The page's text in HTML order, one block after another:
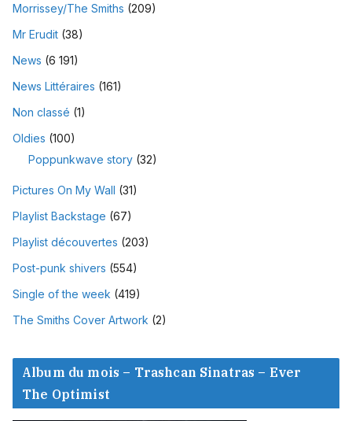
Morrissey/The Smiths (209)
Mr Erudit (38)
News (6 191)
News Littéraires (161)
Non classé (1)
Oldies (100)
Poppunkwave story (32)
Pictures On My Wall (31)
Playlist Backstage (67)
Playlist découvertes (203)
Post-punk shivers (554)
Single of the week (419)
The Smiths Cover Artwork (2)
Album du mois – Trashcan Sinatras – Ever
The Optimist